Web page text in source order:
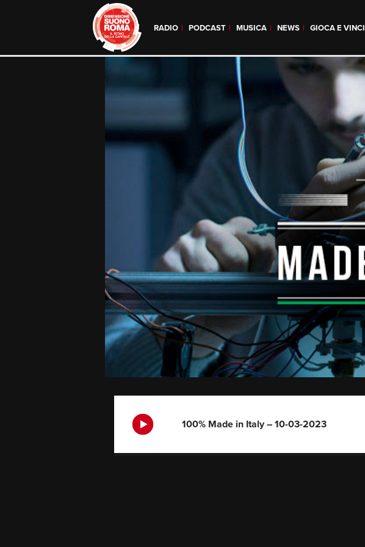
RADIO PODCAST MUSICA NEWS GIOCA E VINCI
100% Made in Italy – 10-03-2023